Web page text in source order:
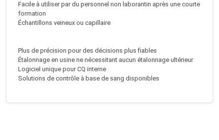
Facile à utiliser par du personnel non laborantin après une courte
formation
Échantillons veineux ou capillaire
Plus de précision pour des décisions plus fiables
Étalonnage en usine ne nécessitant aucun étalonnage ultérieur
Logiciel unique pour CQ interne
Solutions de contrôle à base de sang disponibles